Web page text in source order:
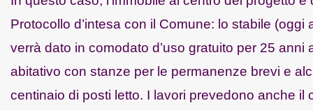
Protocollo d’intesa con il Comune: lo stabile
verrà dato in comodato d’uso gratuito per 25
abitativo con stanze per le permanenze brevi e
centinaio di posti letto. I lavori prevedono anche